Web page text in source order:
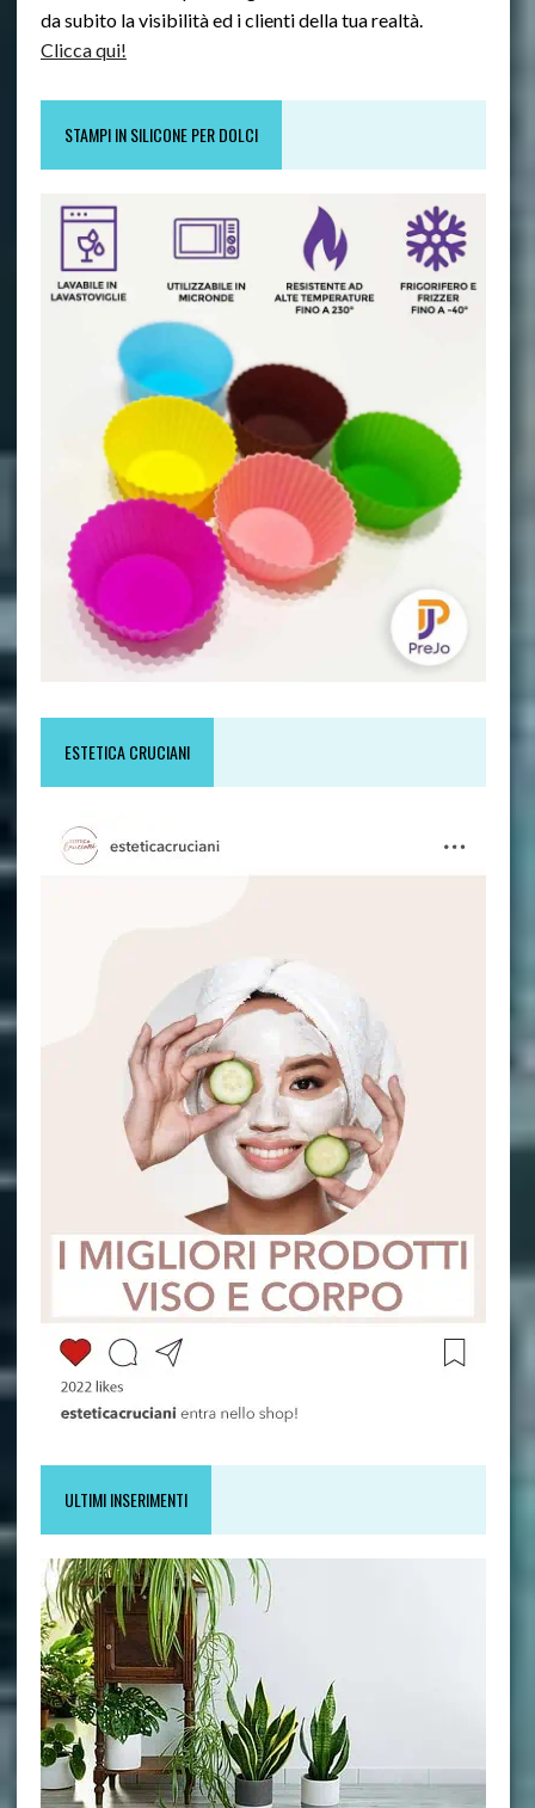
da subito la visibilità ed i clienti della tua realtà.
Clicca qui!
STAMPI IN SILICONE PER DOLCI
ESTETICA CRUCIANI
ULTIMI INSERIMENTI